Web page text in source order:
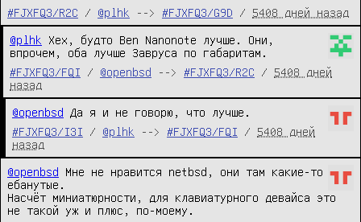
#FJXFQ3/R2C
/ @plhk --> #FJXFQ3/G9D / 5408 дней назад
@plhk
Хех, будто Ben Nanonote лучше. Они,
впрочем, оба лучше Завруса по габаритам.
#FJXFQ3/FQI
/ @openbsd --> #FJXFQ3/R2C / 5408 дней
назад
@openbsd Да я и не говорю, что лучше.
#FJXFQ3/I3I
/ @plhk --> #FJXFQ3/FQI / 5408 дней
назад
@openbsd Мне не нравится netbsd, они там какие-то
ебанутые.
Насчёт миниатюрности, для клавиатурного девайса это
не такой уж и плюс, по-моему.